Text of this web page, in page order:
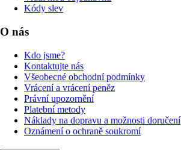
Kódy slev
O nás
Kdo jsme?
Kontaktujte nás
Všeobecné obchodní podmínky
Vrácení a vrácení peněz
Právní upozornění
Platební metody
Náklady na dopravu a možnosti doručení
Oznámení o ochraně soukromí